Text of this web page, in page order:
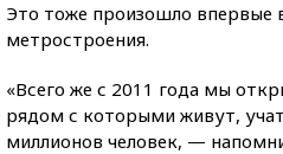
Это тоже произошло впервые
метростроения.
«Всего же с 2011 года мы
рядом с которыми живут,
миллионов человек, —